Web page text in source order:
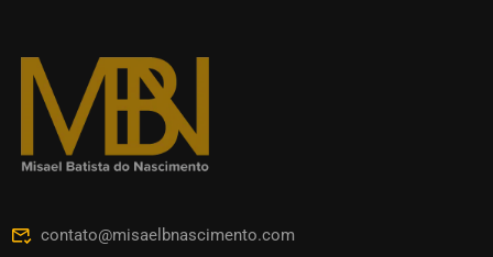
contato@misaelbnascimento.com